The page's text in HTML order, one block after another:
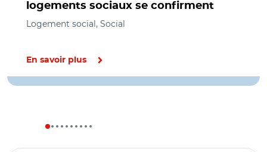
logements sociaux se confirment
Logement social, Social
En savoir plus